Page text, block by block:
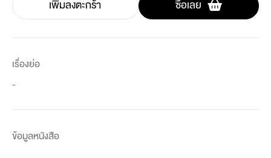
เพิ่มลงตะกร้า ซื้อเลย
เรื่องย่อ
-
ข้อมูลหนังสือ